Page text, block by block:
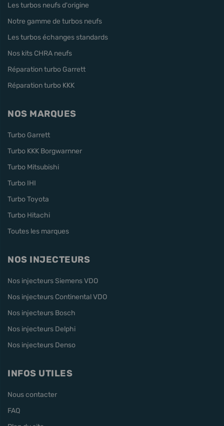
Les turbos neufs d'origine
Notre gamme de turbos neufs
Les turbos échanges standards
Nos kits CHRA neufs
Réparation turbo Garrett
Réparation turbo KKK
NOS MARQUES
Turbo Garrett
Turbo KKK Borgwarnner
Turbo Mitsubishi
Turbo IHI
Turbo Toyota
Turbo Hitachi
Toutes les marques
NOS INJECTEURS
Nos injecteurs Siemens VDO
Nos injecteurs Continental VDO
Nos injecteurs Bosch
Nos injecteurs Delphi
Nos injecteurs Denso
INFOS UTILES
Nous contacter
FAQ